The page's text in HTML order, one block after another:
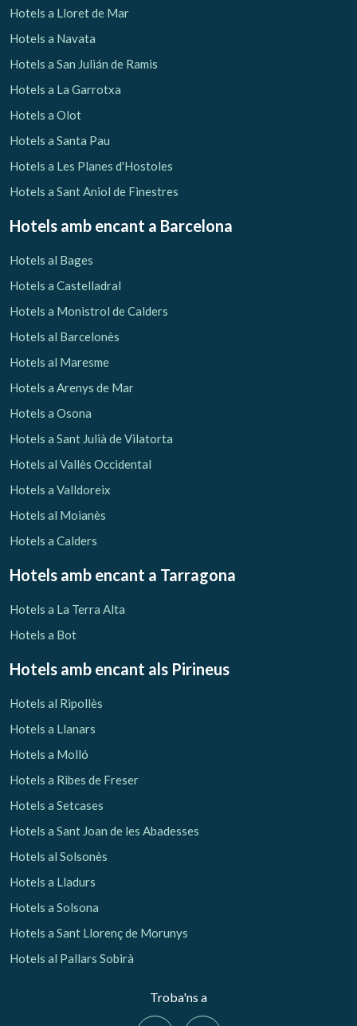
Hotels a Lloret de Mar
Hotels a Navata
Hotels a San Julián de Ramis
Hotels a La Garrotxa
Hotels a Olot
Hotels a Santa Pau
Hotels a Les Planes d'Hostoles
Hotels a Sant Aniol de Finestres
Hotels amb encant a Barcelona
Hotels al Bages
Hotels a Castelladral
Hotels a Monistrol de Calders
Hotels al Barcelonès
Hotels al Maresme
Hotels a Arenys de Mar
Hotels a Osona
Hotels a Sant Julià de Vilatorta
Hotels al Vallès Occidental
Hotels a Valldoreix
Hotels al Moianès
Hotels a Calders
Hotels amb encant a Tarragona
Hotels a La Terra Alta
Hotels a Bot
Hotels amb encant als Pirineus
Hotels al Ripollès
Hotels a Llanars
Hotels a Molló
Hotels a Ribes de Freser
Hotels a Setcases
Hotels a Sant Joan de les Abadesses
Hotels al Solsonès
Hotels a Lladurs
Hotels a Solsona
Hotels a Sant Llorenç de Morunys
Hotels al Pallars Sobirà
Troba'ns a